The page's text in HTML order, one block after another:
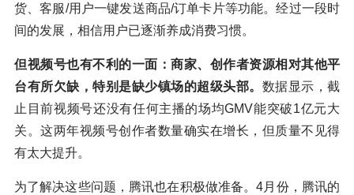
货、客服/用户一键发送商品/订单卡片等功能。经过一段时
间的发展，相信用户已逐渐养成消费习惯。
但视频号也有不利的一面：商家、创作者资源相对其他平
台有所欠缺，特别是缺少镇场的超级头部。 数据显示，截
止目前视频号还没有任何主播的场均GMV能突破1亿元大
关。这两年视频号创作者数量确实在增长，但质量不见得
有太大提升。
为了解决这些问题，腾讯也在积极做准备。4月份，腾讯的